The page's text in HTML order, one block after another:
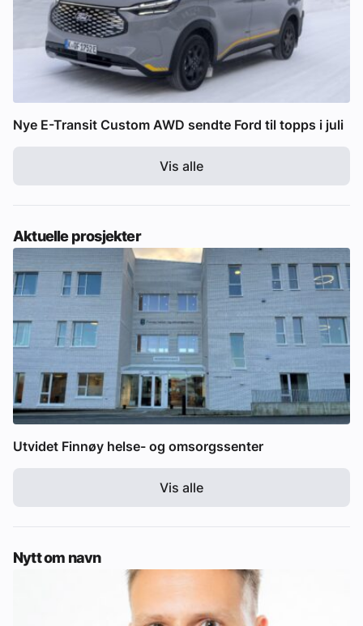
Nye E-Transit Custom AWD sendte Ford til topps i juli
Vis alle
Aktuelle prosjekter
Utvidet Finnøy helse- og omsorgssenter
Vis alle
Nytt om navn